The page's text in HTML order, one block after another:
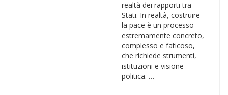
realtà dei rapporti tra
Stati. In realtà, costruire
la pace è un processo
estremamente concreto,
complesso e faticoso,
che richiede strumenti,
istituzioni e visione
politica. …